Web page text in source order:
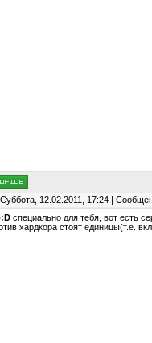
12.02.2011, 17:24 |
специально для тебя, вот есть
хардкора стоят единицы(т.е.